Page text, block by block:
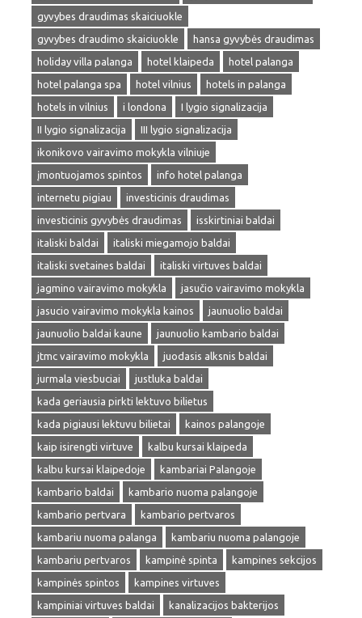
gyvybes draudimas skaiciuokle
gyvybes draudimo skaiciuokle
hansa gyvybės draudimas
holiday villa palanga
hotel klaipeda
hotel palanga
hotel palanga spa
hotel vilnius
hotels in palanga
hotels in vilnius
i londona
I lygio signalizacija
II lygio signalizacija
III lygio signalizacija
ikonikovo vairavimo mokykla vilniuje
įmontuojamos spintos
info hotel palanga
internetu pigiau
investicinis draudimas
investicinis gyvybės draudimas
isskirtiniai baldai
italiski baldai
italiski miegamojo baldai
italiski svetaines baldai
italiski virtuves baldai
jagmino vairavimo mokykla
jasučio vairavimo mokykla
jasucio vairavimo mokykla kainos
jaunuolio baldai
jaunuolio baldai kaune
jaunuolio kambario baldai
jtmc vairavimo mokykla
juodasis alksnis baldai
jurmala viesbuciai
justluka baldai
kada geriausia pirkti lektuvo bilietus
kada pigiausi lektuvu bilietai
kainos palangoje
kaip isirengti virtuve
kalbu kursai klaipeda
kalbu kursai klaipedoje
kambariai Palangoje
kambario baldai
kambario nuoma palangoje
kambario pertvara
kambario pertvaros
kambariu nuoma palanga
kambariu nuoma palangoje
kambariu pertvaros
kampinė spinta
kampines sekcijos
kampinės spintos
kampines virtuves
kampiniai virtuves baldai
kanalizacijos bakterijos